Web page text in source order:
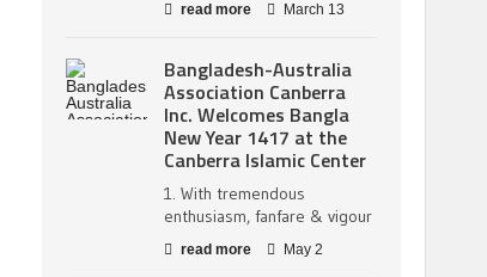
read more March 13
Bangladesh-Australia
Association Canberra
Inc. Welcomes Bangla
New Year 1417 at the
Canberra Islamic Center
1. With tremendous
enthusiasm, fanfare & vigour
read more May 2